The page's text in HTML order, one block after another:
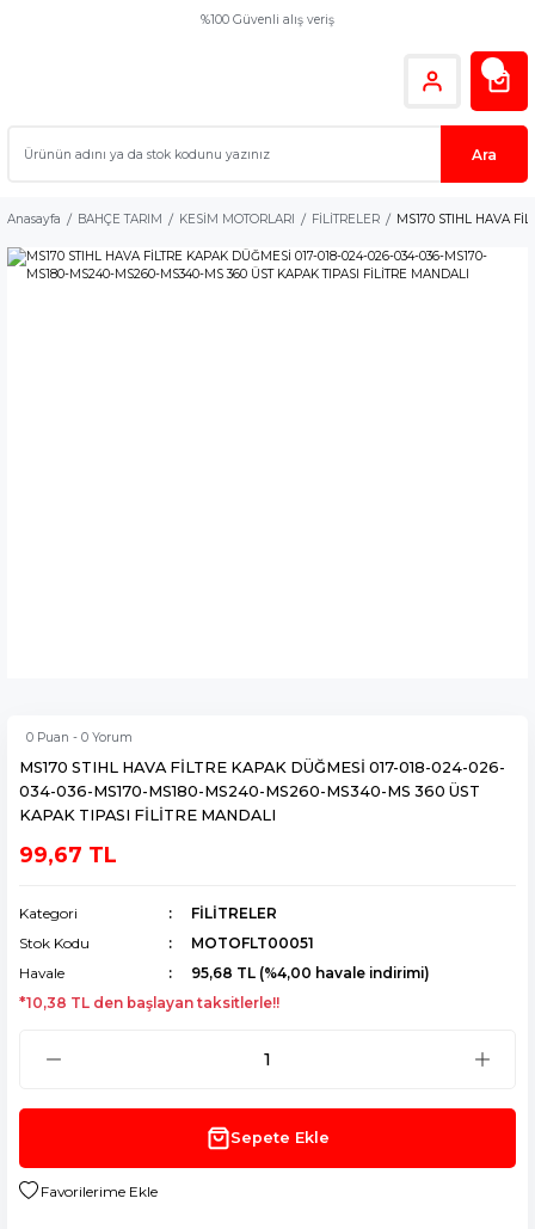
%100 Güvenli alış veriş
Ara
Anasayfa BAHÇE TARIM KESİM MOTORLARI FİLİTRELER MS170 STIHL HAVA
0 Puan - 0 Yorum
MS170 STIHL HAVA FİLTRE KAPAK DÜĞMESİ 017-018-024-026-
034-036-MS170-MS180-MS240-MS260-MS340-MS 360 ÜST
KAPAK TIPASI FİLİTRE MANDALI
99,67 TL
Kategori
FİLİTRELER
Stok Kodu
MOTOFLT00051
Havale
95,68 TL (%4,00 havale indirimi)
*10,38 TL den başlayan taksitlerle!!
Sepete Ekle